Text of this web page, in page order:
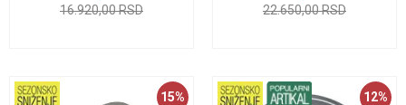
16.920,00RSD 22.650,00RSD
15% 12%